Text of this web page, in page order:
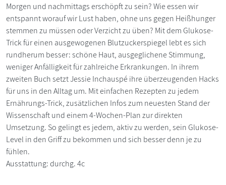
Morgen und nachmittags erschöpft zu sein? Wie essen wir
entspannt worauf wir Lust haben, ohne uns gegen Heißhunger
stemmen zu müssen oder Verzicht zu üben? Mit dem Glukose-
Trick für einen ausgewogenen Blutzuckerspiegel lebt es sich
rundherum besser: schöne Haut, ausgeglichene Stimmung,
weniger Anfälligkeit für zahlreiche Erkrankungen. In ihrem
zweiten Buch setzt Jessie Inchauspé ihre überzeugenden Hacks
für uns in den Alltag um. Mit einfachen Rezepten zu jedem
Ernährungs-Trick, zusätzlichen Infos zum neuesten Stand der
Wissenschaft und einem 4-Wochen-Plan zur direkten
Umsetzung. So gelingt es jedem, aktiv zu werden, sein Glukose-
Level in den Griff zu bekommen und sich besser denn je zu
fühlen.
Ausstattung: durchg. 4c